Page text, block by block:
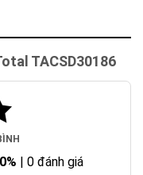
TACSD30186
0% | 0 đánh giá